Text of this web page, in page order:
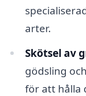
arter.
Skötsel av
gödsling
för att hålla